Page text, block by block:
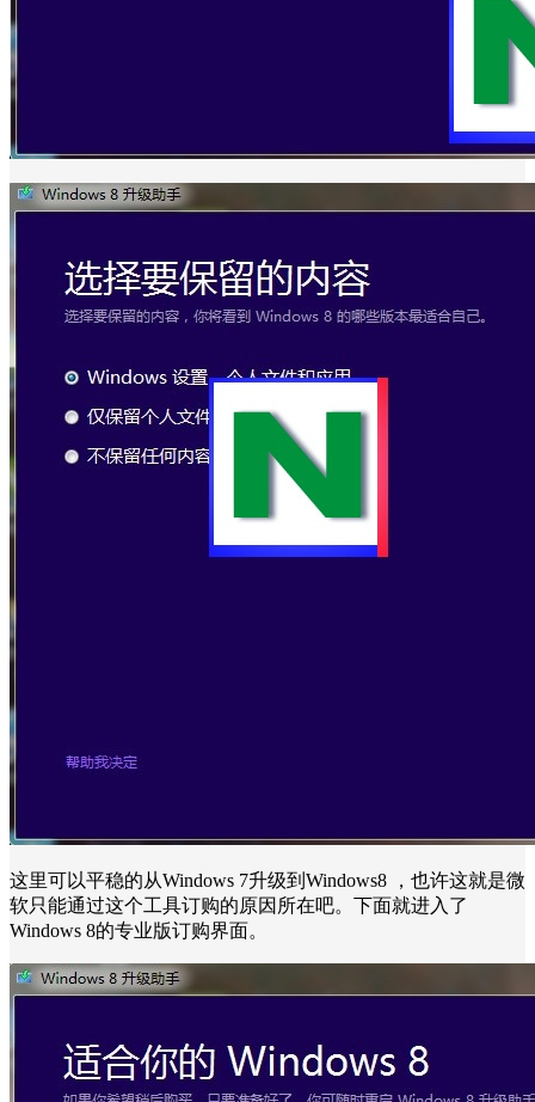
这里可以平稳的从Windows 7升级到Windows8 ，也许这就是微
软只能通过这个工具订购的原因所在吧。下面就进入了
Windows 8的专业版订购界面。